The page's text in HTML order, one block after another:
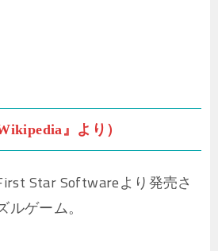
』より）
Star Softwareより発売さ
ゲーム。